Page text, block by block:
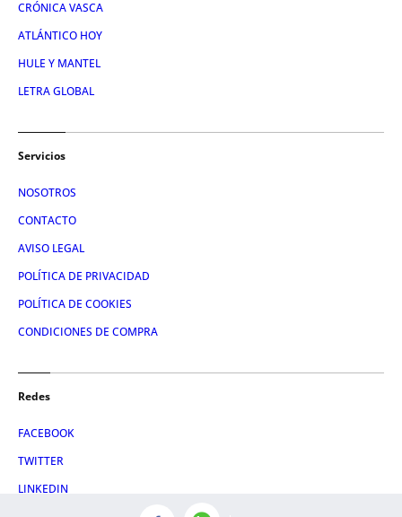
CRÓNICA VASCA
ATLÁNTICO HOY
HULE Y MANTEL
LETRA GLOBAL
Servicios
NOSOTROS
CONTACTO
AVISO LEGAL
POLÍTICA DE PRIVACIDAD
POLÍTICA DE COOKIES
CONDICIONES DE COMPRA
Redes
FACEBOOK
TWITTER
LINKEDIN